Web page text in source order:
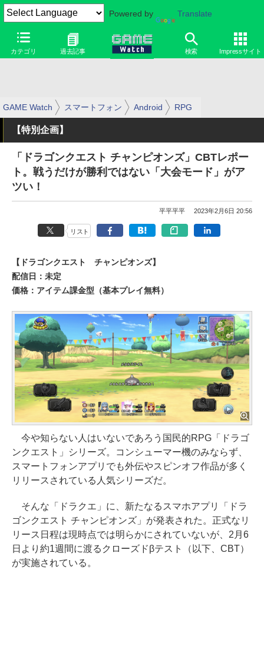
Powered by Translate
カテゴリ 過去記事 検索 Impressサイト
GAME Watch スマートフォン Android RPG
【特別企画】
「ドラゴンクエスト チャンピオンズ」CBTレポー
ト。戦うだけが勝利ではない「大会モード」がア
ツい！
平平平平 2023年2月6日 20:56
リスト
【ドラゴンクエスト チャンピオンズ】
配信日：未定
価格：アイテム課金型（基本プレイ無料）
今や知らない人はいないであろう国民的RPG「ドラゴ
ンクエスト」シリーズ。コンシューマー機のみならず、
スマートフォンアプリでも外伝やスピンオフ作品が多く
リリースされている人気シリーズだ。
そんな「ドラクエ」に、新たなるスマホアプリ「ドラ
ゴンクエスト チャンピオンズ」が発表された。正式なリ
リース日程は現時点では明らかにされていないが、2月6
日より約1週間に渡るクローズドβテスト（以下、CBT）
が実施されている。